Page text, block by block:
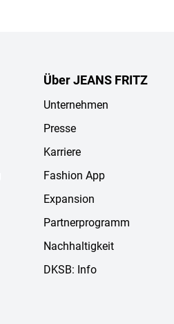
Über JEANS FRITZ
Unternehmen
Presse
Karriere
Fashion App
Expansion
Partnerprogramm
Nachhaltigkeit
DKSB: Info